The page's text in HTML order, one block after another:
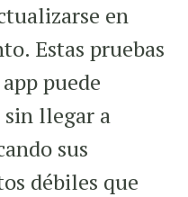
en
Estas pruebas
puede
sin llegar a
sus
débiles que